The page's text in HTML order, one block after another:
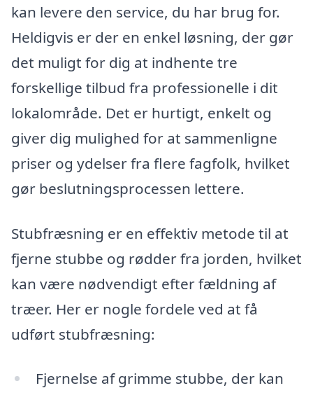
kan levere den service, du har brug for.
Heldigvis er der en enkel løsning, der gør
det muligt for dig at indhente tre
forskellige tilbud fra professionelle i dit
lokalområde. Det er hurtigt, enkelt og
giver dig mulighed for at sammenligne
priser og ydelser fra flere fagfolk, hvilket
gør beslutningsprocessen lettere.
Stubfræsning er en effektiv metode til at
fjerne stubbe og rødder fra jorden, hvilket
kan være nødvendigt efter fældning af
træer. Her er nogle fordele ved at få
udført stubfræsning:
Fjernelse af grimme stubbe, der kan